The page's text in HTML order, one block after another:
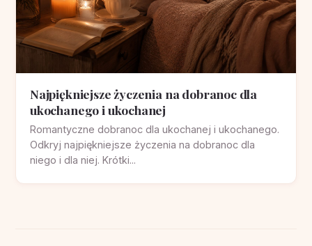
Najpiękniejsze życzenia na dobranoc dla
ukochanego i ukochanej
Romantyczne dobranoc dla ukochanej i ukochanego.
Odkryj najpiękniejsze życzenia na dobranoc dla
niego i dla niej. Krótki...